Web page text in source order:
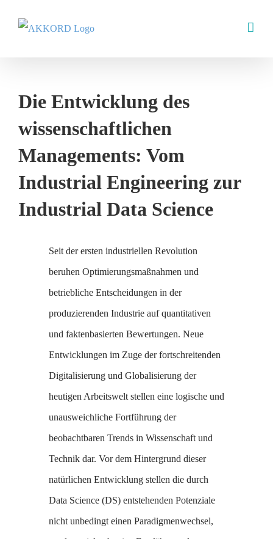
Die Entwicklung des
wissenschaftlichen
Managements: Vom
Industrial Engineering zur
Industrial Data Science
Seit der ersten industriellen Revolution
beruhen Optimierungsmaßnahmen und
betriebliche Entscheidungen in der
produzierenden Industrie auf quantitativen
und faktenbasierten Bewertungen. Neue
Entwicklungen im Zuge der fortschreitenden
Digitalisierung und Globalisierung der
heutigen Arbeitswelt stellen eine logische und
unausweichliche Fortführung der
beobachtbaren Trends in Wissenschaft und
Technik dar. Vor dem Hintergrund dieser
natürlichen Entwicklung stellen die durch
Data Science (DS) entstehenden Potenziale
nicht unbedingt einen Paradigmenwechsel,